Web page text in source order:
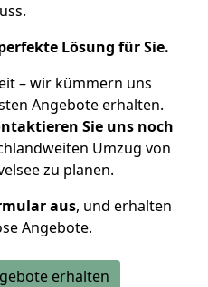
Lösung für Sie.
– wir kümmern uns
Angebote erhalten.
Sie uns noch
Umzug von
zu planen.
aus, und erhalten
Angebote.
erhalten